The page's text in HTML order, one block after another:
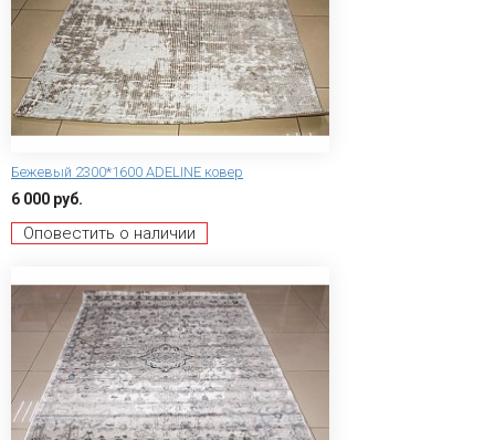
Бежевый 2300*1600 ADELINE ковер
6 000 руб.
Оповестить о наличии